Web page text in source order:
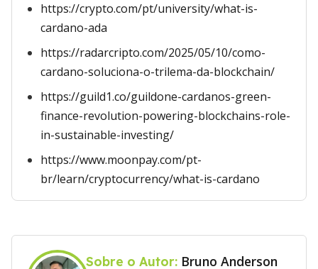
https://crypto.com/pt/university/what-is-
cardano-ada
https://radarcripto.com/2025/05/10/como-
cardano-soluciona-o-trilema-da-blockchain/
https://guild1.co/guildone-cardanos-green-
finance-revolution-powering-blockchains-role-
in-sustainable-investing/
https://www.moonpay.com/pt-
br/learn/cryptocurrency/what-is-cardano
Sobre o Autor: Bruno Anderson